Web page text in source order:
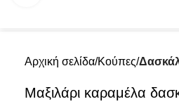
Αρχική σελίδα Κούπες
Μαξιλάρι καραμέλα